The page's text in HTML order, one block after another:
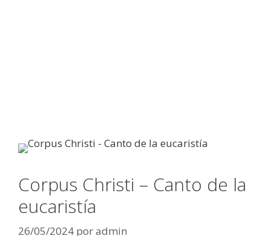
Corpus Christi – Canto de la
eucaristía
26/05/2024 poradmin